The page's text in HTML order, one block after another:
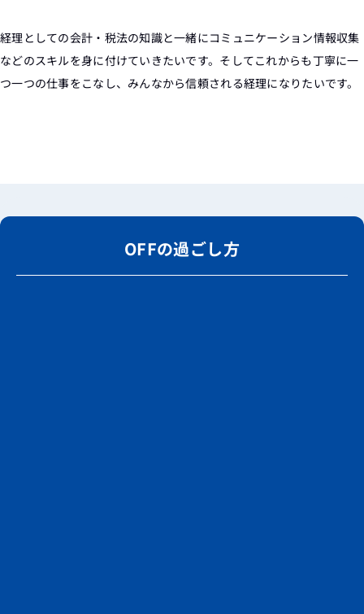
経理としての会計・税法の知識と一緒にコミュニケーション情報収集
などのスキルを身に付けていきたいです。そしてこれからも丁寧に一
つ一つの仕事をこなし、みんなから信頼される経理になりたいです。
OFFの過ごし方